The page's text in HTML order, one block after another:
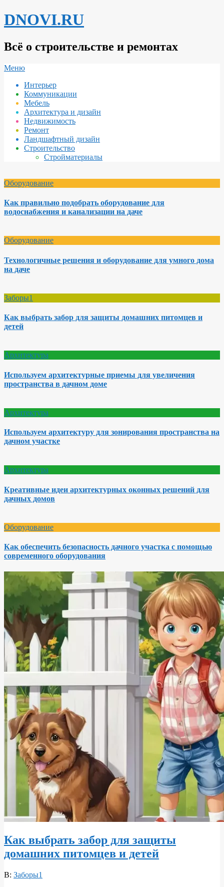
Перейти
к
DNOVI.RU
Всё о строительстве и ремонтах
Вторичное
навигации
Меню
Интерьер
Коммуникации
Мебель
Архитектура и дизайн
Недвижимость
Ремонт
Ландшафтный дизайн
Строительство
Стройматериалы
Оборудование
Как правильно подобрать оборудование для
водоснабжения и канализации на даче
Оборудование
Технологичные решения и оборудование для умного дома
на даче
Заборы1
Как выбрать забор для защиты домашних питомцев и
детей
Архитектура
Используем архитектурные приемы для увеличения
пространства в дачном доме
Архитектура
Используем архитектуру для зонирования пространства на
дачном участке
Архитектура
Креативные идеи архитектурных оконных решений для
дачных домов
Оборудование
Как обеспечить безопасность дачного участка с помощью
современного оборудования
Как выбрать забор для защиты
домашних питомцев и детей
2026-
В: Заборы1